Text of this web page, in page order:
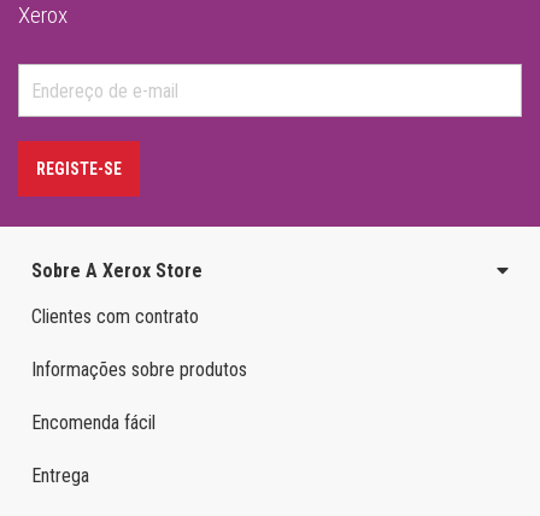
Xerox
REGISTE-SE
Sobre A Xerox Store
Clientes com contrato
Informações sobre produtos
Encomenda fácil
Entrega